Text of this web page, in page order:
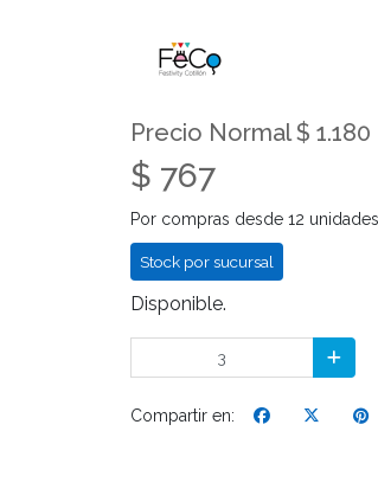
Precio Normal $ 1.180
$ 767
Por compras desde 12 unidades
Stock por sucursal
Disponible.
Compartir en: